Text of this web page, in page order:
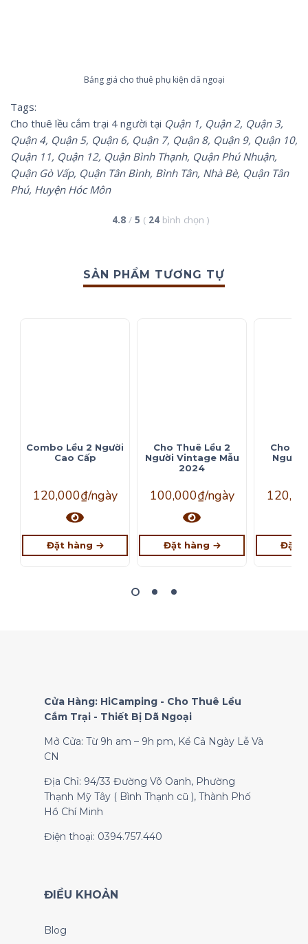
Bảng giá cho thuê phụ kiện dã ngoại
Tags:
Cho thuê lều cắm trại 4 người tại Quận 1, Quận 2, Quận 3,
Quận 4, Quận 5, Quận 6, Quận 7, Quận 8, Quận 9, Quận 10,
Quận 11, Quận 12, Quận Bình Thạnh, Quận Phú Nhuận,
Quận Gò Vấp, Quận Tân Bình, Bình Tân, Nhà Bè, Quận Tân
Phú, Huyện Hóc Môn
4.8 / 5 ( 24 bình chọn )
SẢN PHẨM TƯƠNG TỰ
Combo Lều 2 Người
Cao Cấp
120,000₫/ngày
Đặt hàng
Cho Thuê Lều 2
Người Vintage Mẫu
2024
100,000₫/ngày
Đặt hàng
Cho
Người
Đặt
Cửa Hàng: HiCamping - Cho Thuê Lều
Cắm Trại - Thiết Bị Dã Ngoại
Mở Cửa: Từ 9h am – 9h pm, Kể Cả Ngày Lễ Và
CN
Địa Chỉ: 94/33 Đường Võ Oanh, Phường
Thạnh Mỹ Tây ( Bình Thạnh cũ ), Thành Phố
Hồ Chí Minh
Điện thoại: 0394.757.440
ĐIỀU KHOẢN
Blog